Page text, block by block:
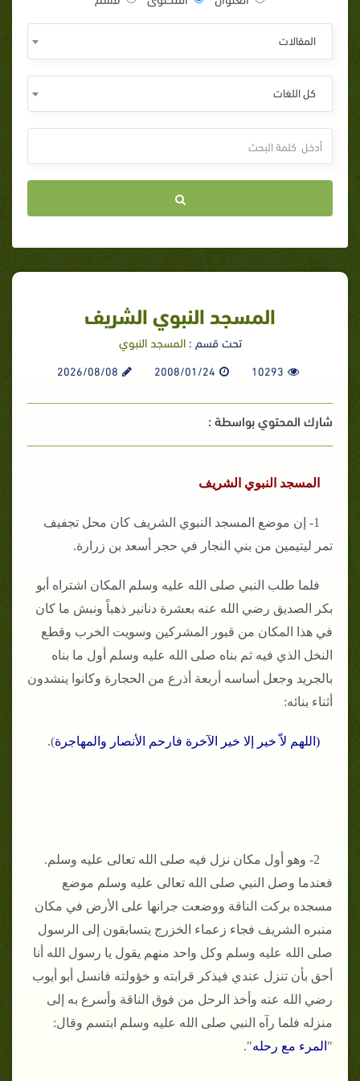
المقالات
كل اللغات
المسجد النبوي الشريف
تحت قسم :المسجد النبوي
10293
2008/01/24
2026/08/08
شارك المحتوي بواسطة :
المسجد النبوي الشريف
1- إن موضع المسجد النبوي الشريف كان محل تجفيف
تمر ليتيمين من بني النجار في حجر أسعد بن زرارة.
فلما طلب النبي صلى الله عليه وسلم المكان اشتراه أبو
بكر الصديق رضي الله عنه بعشرة دنانير ذهباً ونبش ما كان
في هذا المكان من قبور المشركين وسويت الخرب وقطع
النخل الذي فيه ثم بناه صلى الله عليه وسلم أول ما بناه
بالجريد وجعل أساسه أربعة أذرع من الحجارة وكانوا ينشدون
أثناء بنائه:
(اللهم لاّ خير إلا خير الآخرة فارحم الأنصار والمهاجرة).
2- وهو أول مكان نزل فيه صلى الله تعالى عليه وسلم.
فعندما وصل النبي صلى الله تعالى عليه وسلم موضع
مسجده بركت الناقة ووضعت جرانها على الأرض في مكان
منبره الشريف فجاء زعماء الخزرج يتسابقون إلى الرسول
صلى الله عليه وسلم وكل واحد منهم يقول يا رسول الله أنا
أحق بأن تنزل عندي فيذكر قرابته و خؤولته فانسل أبو أيوب
رضي الله عنه وأخذ الرحل من فوق الناقة وأسرع به إلى
منزله فلما رآه النبي صلى الله عليه وسلم ابتسم وقال:
" المرء مع رحله".